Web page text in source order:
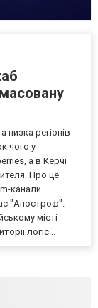
низка регіонів
чого у
а в Керчі
Про це
канали
"Апостроф".
місті
логіс...